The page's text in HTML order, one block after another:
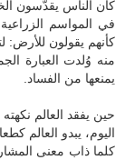
كان الناس يقدّسون
في المواسم
كأنهم يقولون للأرض:
منه وُلدت العبارة
يمنعها من الفساد.
حين يفقد العالم نكهته
اليوم، يبدو العالم
كلما ذاب معنى